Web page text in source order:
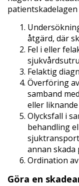
patientskadelagen
åtgärd, där
Fel i eller
Felaktig
Överföring
samband
eller
Olycksfall i
behandling
annan
Ordination
Göra en